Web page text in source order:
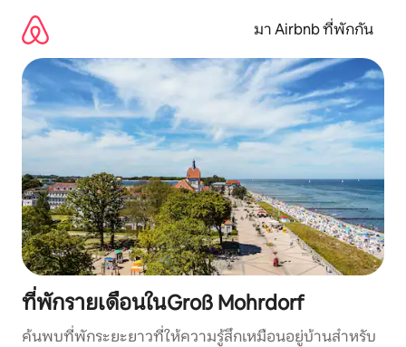
เนื้อหา
มา Airbnb ที่พักกัน
ที่พักรายเดือนในGroß Mohrdorf
ค้นพบที่พักระยะยาวที่ให้ความรู้สึกเหมือนอยู่บ้านสำหรับ